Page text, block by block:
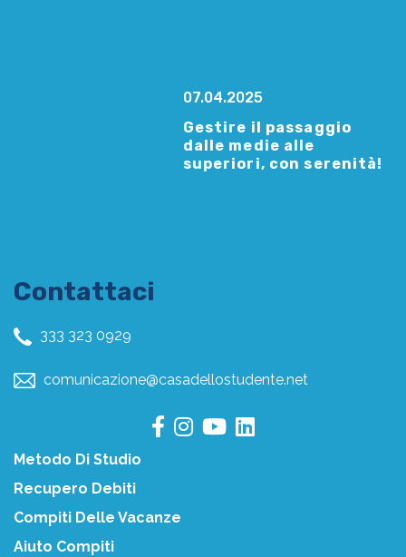
07.04.2025
Gestire il passaggio
dalle medie alle
superiori, con serenità!
Contattaci
333 323 0929
comunicazione@casadellostudente.net
Metodo Di Studio
Recupero Debiti
Compiti Delle Vacanze
Aiuto Compiti